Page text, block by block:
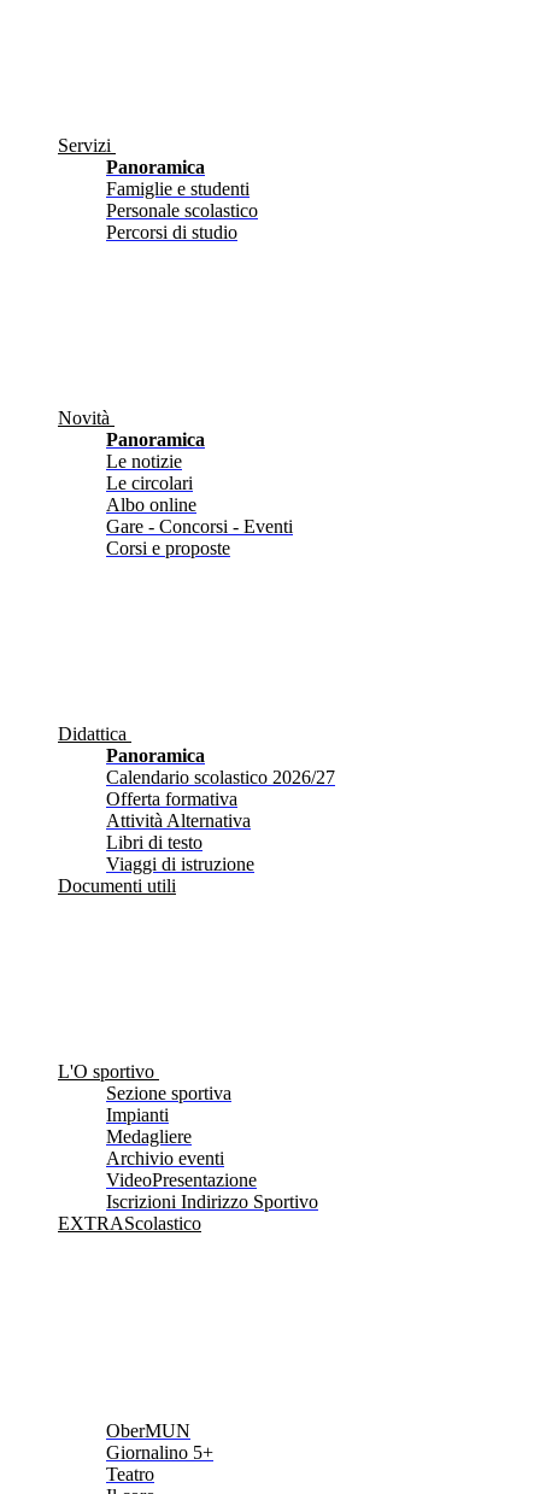
Servizi
Panoramica
Famiglie e studenti
Personale scolastico
Percorsi di studio
Novità
Panoramica
Le notizie
Le circolari
Albo online
Gare - Concorsi - Eventi
Corsi e proposte
Didattica
Panoramica
Calendario scolastico 2026/27
Offerta formativa
Attività Alternativa
Libri di testo
Viaggi di istruzione
Documenti utili
L'O sportivo
Sezione sportiva
Impianti
Medagliere
Archivio eventi
VideoPresentazione
Iscrizioni Indirizzo Sportivo
EXTRAScolastico
OberMUN
Giornalino 5+
Teatro